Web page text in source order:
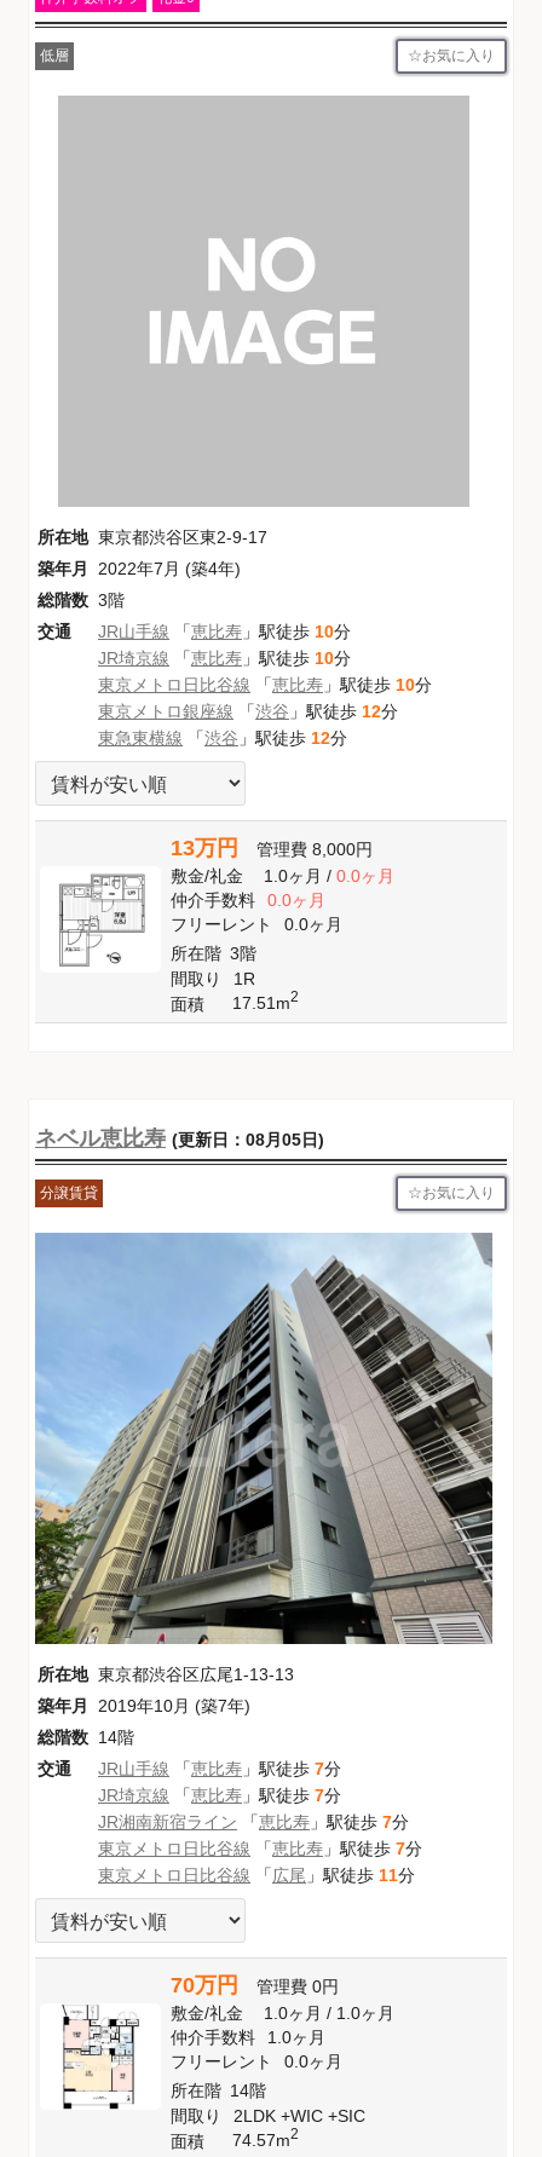
低層 お気に入り
所在地 東京都渋谷区東2-9-17
築年月
2022年7月 (築4年)
総階数 3階
交通
JR山手線 「恵比寿 」駅徒歩 10分
JR埼京線 「恵比寿 」駅徒歩 10分
東京メトロ日比谷線 「恵比寿 」駅徒歩 10分
東京メトロ銀座線 「渋谷 」駅徒歩 12分
東急東横線 「渋谷 」駅徒歩 12分
13万円 管理費 8,000円
敷金/礼金 1.0ヶ月/ 0.0ヶ月
仲介手数料
0.0ヶ月
フリーレント
0.0ヶ月
所在階 3階
間取り
1R
面積
17.51m2
ネベル恵比寿 (更新日：08月05日)
分譲賃貸 お気に入り
所在地 東京都渋谷区広尾1-13-13
築年月
2019年10月 (築7年)
総階数 14階
交通
JR山手線 「恵比寿 」駅徒歩 7分
JR埼京線 「恵比寿 」駅徒歩 7分
JR湘南新宿ライン 「恵比寿 」駅徒歩 7分
東京メトロ日比谷線 「恵比寿 」駅徒歩 7分
東京メトロ日比谷線 「広尾 」駅徒歩 11分
70万円 管理費 0円
敷金/礼金 1.0ヶ月/ 1.0ヶ月
仲介手数料
1.0ヶ月
フリーレント
0.0ヶ月
所在階 14階
間取り
2LDK +WIC +SIC
面積
74.57m2